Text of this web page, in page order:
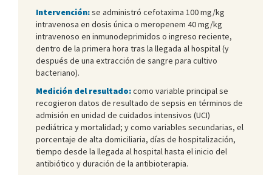
Intervención:se administró cefotaxima 100 mg/kg
intravenosa en dosis única o meropenem 40 mg/kg
intravenoso en inmunodeprimidos o ingreso reciente,
dentro de la primera hora tras la llegada al hospital (y
después de una extracción de sangre para cultivo
bacteriano).
Medición del resultado:como variable principal se
recogieron datos de resultado de sepsis en términos de
admisión en unidad de cuidados intensivos (UCI)
pediátrica y mortalidad; y como variables secundarias, el
porcentaje de alta domiciliaria, días de hospitalización,
tiempo desde la llegada al hospital hasta el inicio del
antibiótico y duración de la antibioterapia.